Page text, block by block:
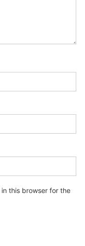
this browser for the